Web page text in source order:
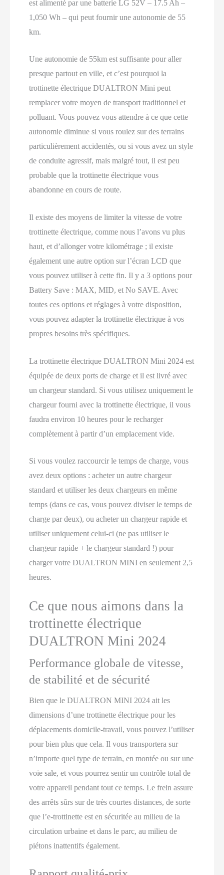
est alimenté par une batterie LG 52V – 17.5 Ah –
1,050 Wh – qui peut fournir une autonomie de 55
km.
Une autonomie de 55km est suffisante pour aller
presque partout en ville, et c’est pourquoi la
trottinette électrique DUALTRON Mini peut
remplacer votre moyen de transport traditionnel et
polluant. Vous pouvez vous attendre à ce que cette
autonomie diminue si vous roulez sur des terrains
particulièrement accidentés, ou si vous avez un style
de conduite agressif, mais malgré tout, il est peu
probable que la trottinette électrique vous
abandonne en cours de route.
Il existe des moyens de limiter la vitesse de votre
trottinette électrique, comme nous l’avons vu plus
haut, et d’allonger votre kilométrage ; il existe
également une autre option sur l’écran LCD que
vous pouvez utiliser à cette fin. Il y a 3 options pour
Battery Save : MAX, MID, et No SAVE. Avec
toutes ces options et réglages à votre disposition,
vous pouvez adapter la trottinette électrique à vos
propres besoins très spécifiques.
La trottinette électrique DUALTRON Mini 2024 est
équipée de deux ports de charge et il est livré avec
un chargeur standard. Si vous utilisez uniquement le
chargeur fourni avec la trottinette électrique, il vous
faudra environ 10 heures pour le recharger
complètement à partir d’un emplacement vide.
Si vous voulez raccourcir le temps de charge, vous
avez deux options : acheter un autre chargeur
standard et utiliser les deux chargeurs en même
temps (dans ce cas, vous pouvez diviser le temps de
charge par deux), ou acheter un chargeur rapide et
utiliser uniquement celui-ci (ne pas utiliser le
chargeur rapide + le chargeur standard !) pour
charger votre DUALTRON MINI en seulement 2,5
heures.
Ce que nous aimons dans la
trottinette électrique
DUALTRON Mini 2024
Performance globale de vitesse,
de stabilité et de sécurité
Bien que le DUALTRON MINI 2024 ait les
dimensions d’une trottinette électrique pour les
déplacements domicile-travail, vous pouvez l’utiliser
pour bien plus que cela. Il vous transportera sur
n’importe quel type de terrain, en montée ou sur une
voie sale, et vous pourrez sentir un contrôle total de
votre appareil pendant tout ce temps. Le frein assure
des arrêts sûrs sur de très courtes distances, de sorte
que l’e-trottinette est en sécuritée au milieu de la
circulation urbaine et dans le parc, au milieu de
piétons inattentifs également.